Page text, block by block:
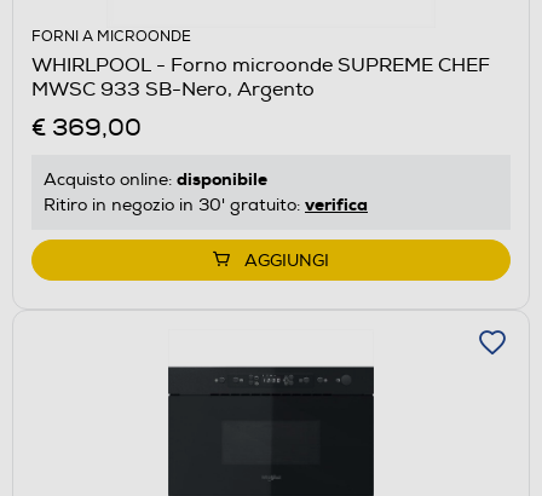
FORNI A MICROONDE
WHIRLPOOL - Forno microonde SUPREME CHEF
MWSC 933 SB-Nero, Argento
€ 369,00
Acquisto online: disponibile
Ritiro in negozio in 30' gratuito: verifica
AGGIUNGI